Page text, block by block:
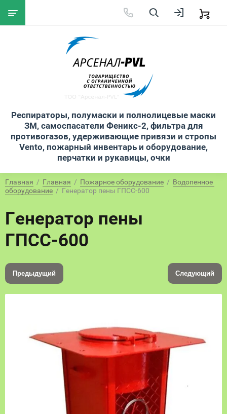
Респираторы, полумаски и полнолицевые маски
ЗМ, самоспасатели Феникс-2, фильтра для
противогазов, удерживающие привязи и стропы
Vento, пожарный инвентарь и оборудование,
перчатки и рукавицы, очки
Главная
  /
Главная
  /
Пожарное оборудование
  /
Водопенное
оборудование
  /  Генератор пены ГПСС-600
Генератор пены
ГПСС-600
Предыдущий Следующий